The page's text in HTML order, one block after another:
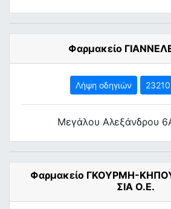
Φαρμακείο
Λήψη οδηγιών
Μεγάλου Αλεξάνδρου
Φαρμακείο ΓΚΟΥΡΜΗ-
ΣΙΑ Ο.Ε.